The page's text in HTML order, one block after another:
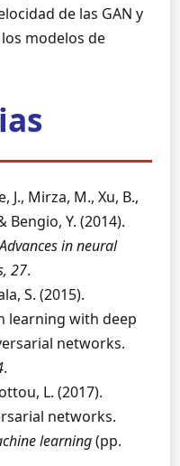
de las GAN y
modelos de
J., Mirza, M., Xu, B.,
Bengio, Y. (2014).
Advances in neural
27.
S. (2015).
learning with deep
networks.
.
L. (2017).
networks.
learning(pp.